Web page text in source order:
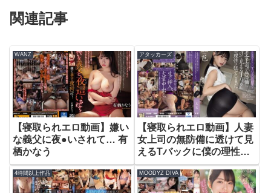
関連記事
WANZ
【寝取られエロ動画】嫌い
な義父に夜●いされて… 有
栖かなう
アタッカーズ
【寝取られエロ動画】人妻
女上司の無防備に透けて見
えるTバックに僕の理性は
狂ってしまった。 五芭
4時間以上作品 MOODYZ DIVA